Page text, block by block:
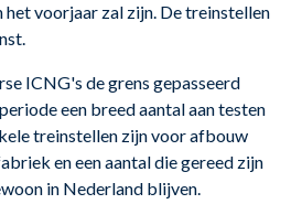
voorjaar zal zijn. De treinstellen
ICNG's de grens gepasseerd
een breed aantal aan testen
treinstellen zijn voor afbouw
en een aantal die gereed zijn
in Nederland blijven.